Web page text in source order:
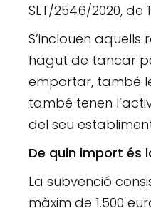
SLT/2546/2020, de
S’inclouen
hagut de tancar
emportar, també
també tenen
del seu
De quin import és
La subvenció
màxim de 1.500